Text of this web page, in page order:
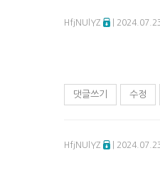
HfjNUlYZ |
댓글쓰기 수정
HfjNUlYZ |